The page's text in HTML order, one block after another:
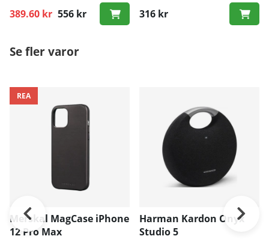
389.60 kr 556 kr
Ordinarie pris: 316 kr
Se fler varor
REA
Merskal MagCase iPhone
12 Pro Max
Harman Kardon Onyx
Studio 5